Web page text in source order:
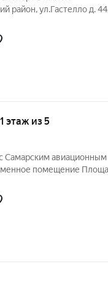
район, ул.Гастелло д. 44
2,7 м Отдельная входная
этаж из 5
Самарским авиационным